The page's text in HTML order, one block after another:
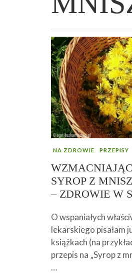
WIELKANOCNA
„TRZYGODZINNA”
„PRZEMIANA”
WOLNOŚCI :)
GENIALNY
ROBOTY –
AFIRMACJE –
ŻYCIA!
NA ZDROWIE PRZEPISY
SYROP Z
– ZDROWIE W
O wspaniałych
lekarskiego pisałam
książkach (na
przepis na „Syrop z
…